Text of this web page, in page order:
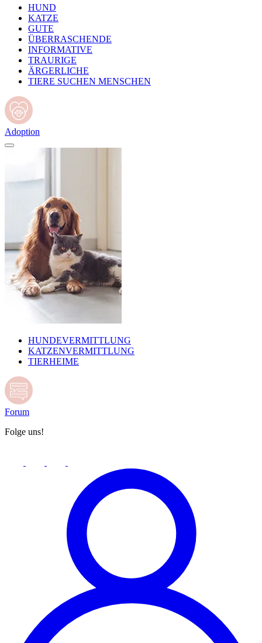
HUND
KATZE
GUTE
ÜBERRASCHENDE
INFORMATIVE
TRAURIGE
ÄRGERLICHE
TIERE SUCHEN MENSCHEN
Adoption
HUNDEVERMITTLUNG
KATZENVERMITTLUNG
TIERHEIME
Forum
Folge uns!